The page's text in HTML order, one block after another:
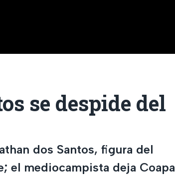
se despide del
dos Santos, figura del
el mediocampista deja Coapa